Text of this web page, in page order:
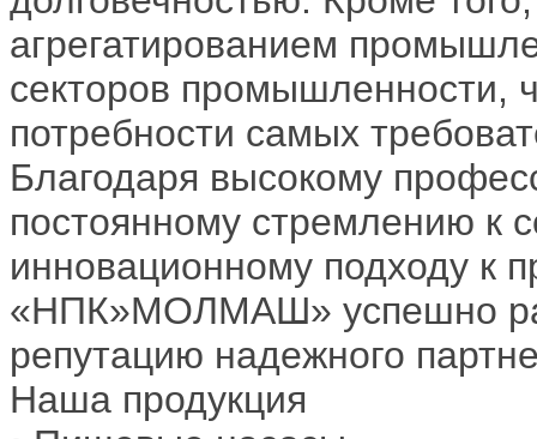
агрегатированием
секторов промышленности,
потребности самых
Благодаря высокому
постоянному стремлению к
инновационному подходу к
«НПК»МОЛМАШ» успешно
репутацию надежного
Наша продукция